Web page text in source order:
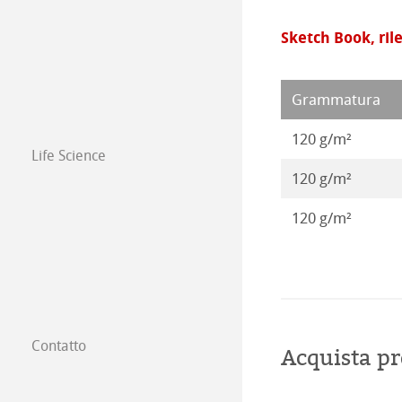
Life Science
Contatto
Filiali
Sketch Book,
Grammatura
120 g/m²
120 g/m²
120 g/m²
Acquista